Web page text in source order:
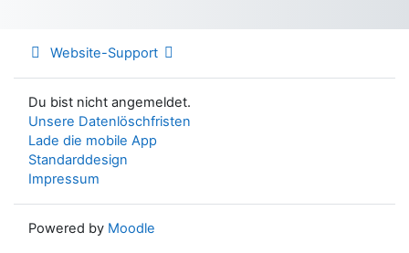
Website-Support
Du bist nicht angemeldet.
Unsere Datenlöschfristen
Lade die mobile App
Standarddesign
Impressum
Powered by Moodle